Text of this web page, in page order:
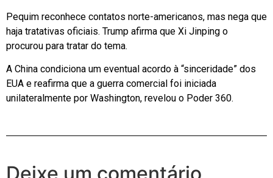
Pequim reconhece contatos norte-americanos, mas nega que
haja tratativas oficiais. Trump afirma que Xi Jinping o
procurou para tratar do tema.
A China condiciona um eventual acordo à “sinceridade” dos
EUA e reafirma que a guerra comercial foi iniciada
unilateralmente por Washington, revelou o Poder 360.